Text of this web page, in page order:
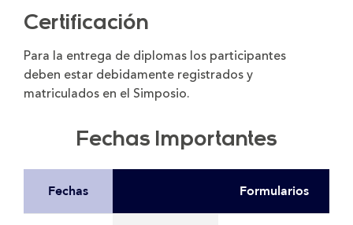
Certificación
Para la entrega de diplomas los participantes
deben estar debidamente registrados y
matriculados en el Simposio.
Fechas Importantes
Fechas Formularios